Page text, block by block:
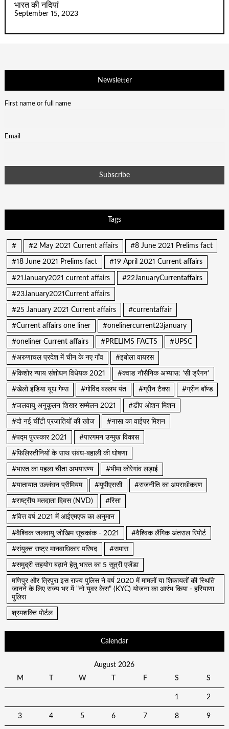
भारत की नदियां
September 15, 2023
Newsletter
First name or full name
Email
Tags
# #2 May 2021 Current affairs #8 June 2021 Prelims fact
#18 June 2021 Prelims fact #19 April 2021 Current affairs
#21January2021 current affairs #22JanuaryCurrentaffairs
#23January2021Current affairs
#25 January 2021 Current affairs #currentaffair
#Current affairs one liner #onelinercurrent23january
#oneliner Current affairs #PRELIMS FACTS #UPSC
#अरुणाचल प्रदेश में चीन के नए गाँव #इबोला वायरस
#किशोर न्याय संशोधन विधेयक 2021 #क्वाड नौसैनिक अभ्यास: ‘सी ड्रैगन’
#खेलो इंडिया यूथ गेम्स #गोविंद बल्लभ पंत #ग्रीन टैक्स #ग्रीन बॉण्ड
#जलवायु अनुकूलन शिखर सम्मेलन 2021 #डीप ओशन मिशन
#दो नई चींटी प्रजातियों की खोज #नासा का वाईपर मिशन
#पद्म पुरस्कार 2021 #पारगमन उन्मुख विकास
#फिलिस्तीनियों के साथ संबंध-बहाली की घोषणा
#भारत का पहला चीता अभयारण्य #भीमा कोरेगांव लड़ाई
#यातायात उल्लंघन प्रीमियम #यूपीएससी #राजनीति का अपराधीकरण
#राष्ट्रीय मतदाता दिवस (NVD) #रिसा
#वित्त वर्ष 2021 में आईएमएफ का अनुमान
#वैश्विक जलवायु जोखिम सूचकांक - 2021 #वैश्विक लैंगिक अंतराल रिपोर्ट
#संयुक्त राष्ट्र मानवाधिकार परिषद #समास
#समुद्री सहयोग बढ़ाने हेतु भारत का 5 सूत्री एजेंडा
मणिपुर और त्रिपुरा इस राज्य पुलिस ने वर्ष 2020 में मामलों या शिकायतों की स्थिति
जानने के लिए राज्य भर में "नो युवर केस" (KYC) योजना का आरंभ किया - हरियाणा
पुलिस
श्रमशक्ति पोर्टल
Calendar
August 2026
M
T W T F S S
1 2
3 4 5 6 7 8 9